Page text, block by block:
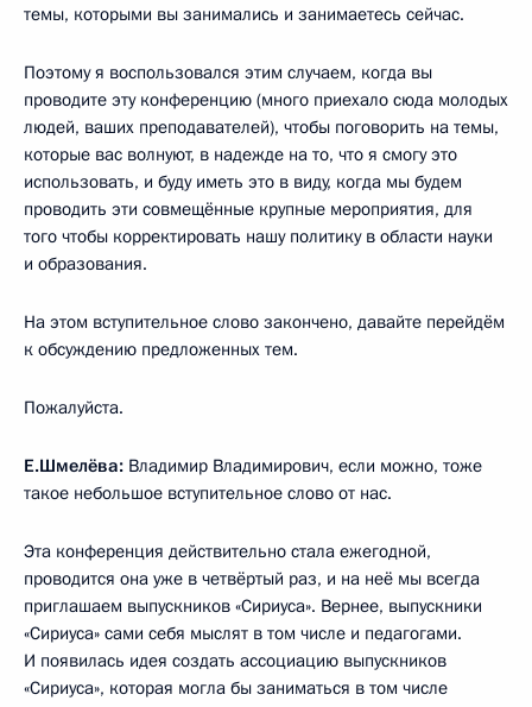
темы, которыми вы занимались и занимаетесь сейчас.
Поэтому я воспользовался этим случаем, когда вы
проводите эту конференцию (много приехало сюда молодых
людей, ваших преподавателей), чтобы поговорить на темы,
которые вас волнуют, в надежде на то, что я смогу это
использовать, и буду иметь это в виду, когда мы будем
проводить эти совмещённые крупные мероприятия, для
того чтобы корректировать нашу политику в области науки
и образования.
На этом вступительное слово закончено, давайте перейдём
к обсуждению предложенных тем.
Пожалуйста.
Е.Шмелёва: Владимир Владимирович, если можно, тоже
такое небольшое вступительное слово от нас.
Эта конференция действительно стала ежегодной,
проводится она уже в четвёртый раз, и на неё мы всегда
приглашаем выпускников «Сириуса». Вернее, выпускники
«Сириуса» сами себя мыслят в том числе и педагогами.
И появилась идея создать ассоциацию выпускников
«Сириуса», которая могла бы заниматься в том числе